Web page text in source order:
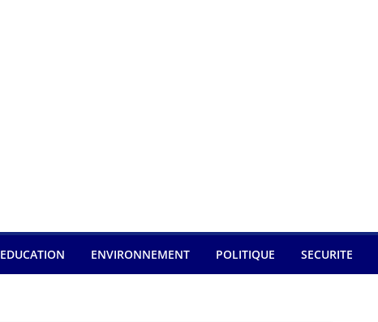
EDUCATION ENVIRONNEMENT POLITIQUE SECURITE